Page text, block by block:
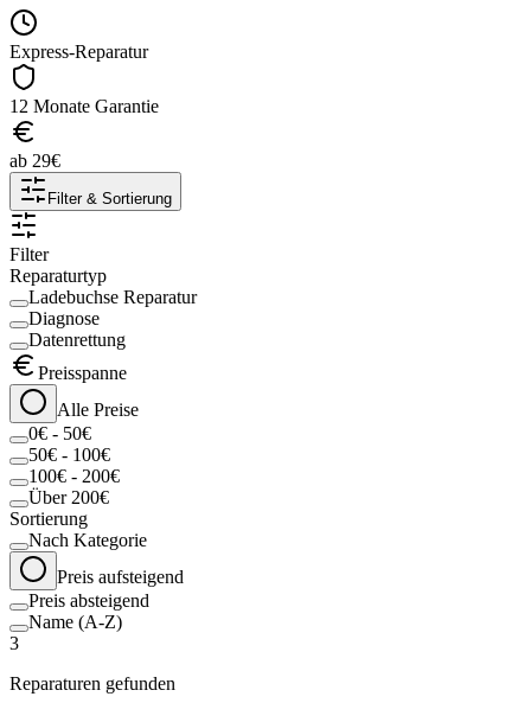
Express-Reparatur
12 Monate Garantie
ab 29€
Filter & Sortierung
Filter
Reparaturtyp
Ladebuchse Reparatur
Diagnose
Datenrettung
Preisspanne
Alle Preise
0€ - 50€
50€ - 100€
100€ - 200€
Über 200€
Sortierung
Nach Kategorie
Preis aufsteigend
Preis absteigend
Name (A-Z)
3
Reparaturen gefunden